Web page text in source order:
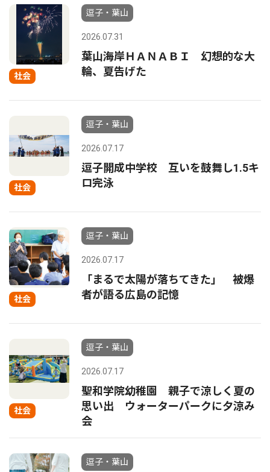
社会
逗子・葉山
2026.07.31
葉山海岸ＨＡＮＡＢＩ 幻想的な大
輪、夏告げた
社会
逗子・葉山
2026.07.17
逗子開成中学校 互いを鼓舞し1.5キ
ロ完泳
社会
逗子・葉山
2026.07.17
「まるで太陽が落ちてきた」 被爆
者が語る広島の記憶
社会
逗子・葉山
2026.07.17
聖和学院幼稚園 親子で涼しく夏の
思い出 ウォーターパークに夕涼み
会
逗子・葉山